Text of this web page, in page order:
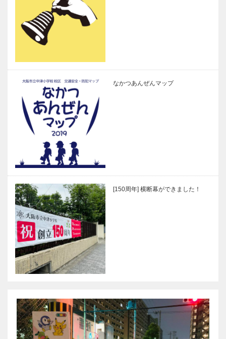
なかつあんぜんマップ
[150周年] 横断幕ができました！